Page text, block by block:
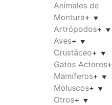
Animales de
Montura+
Artrópodos+
Aves+
Crustáceo+
Gatos Actores+
Mamíferos+
Moluscos+
Otros+